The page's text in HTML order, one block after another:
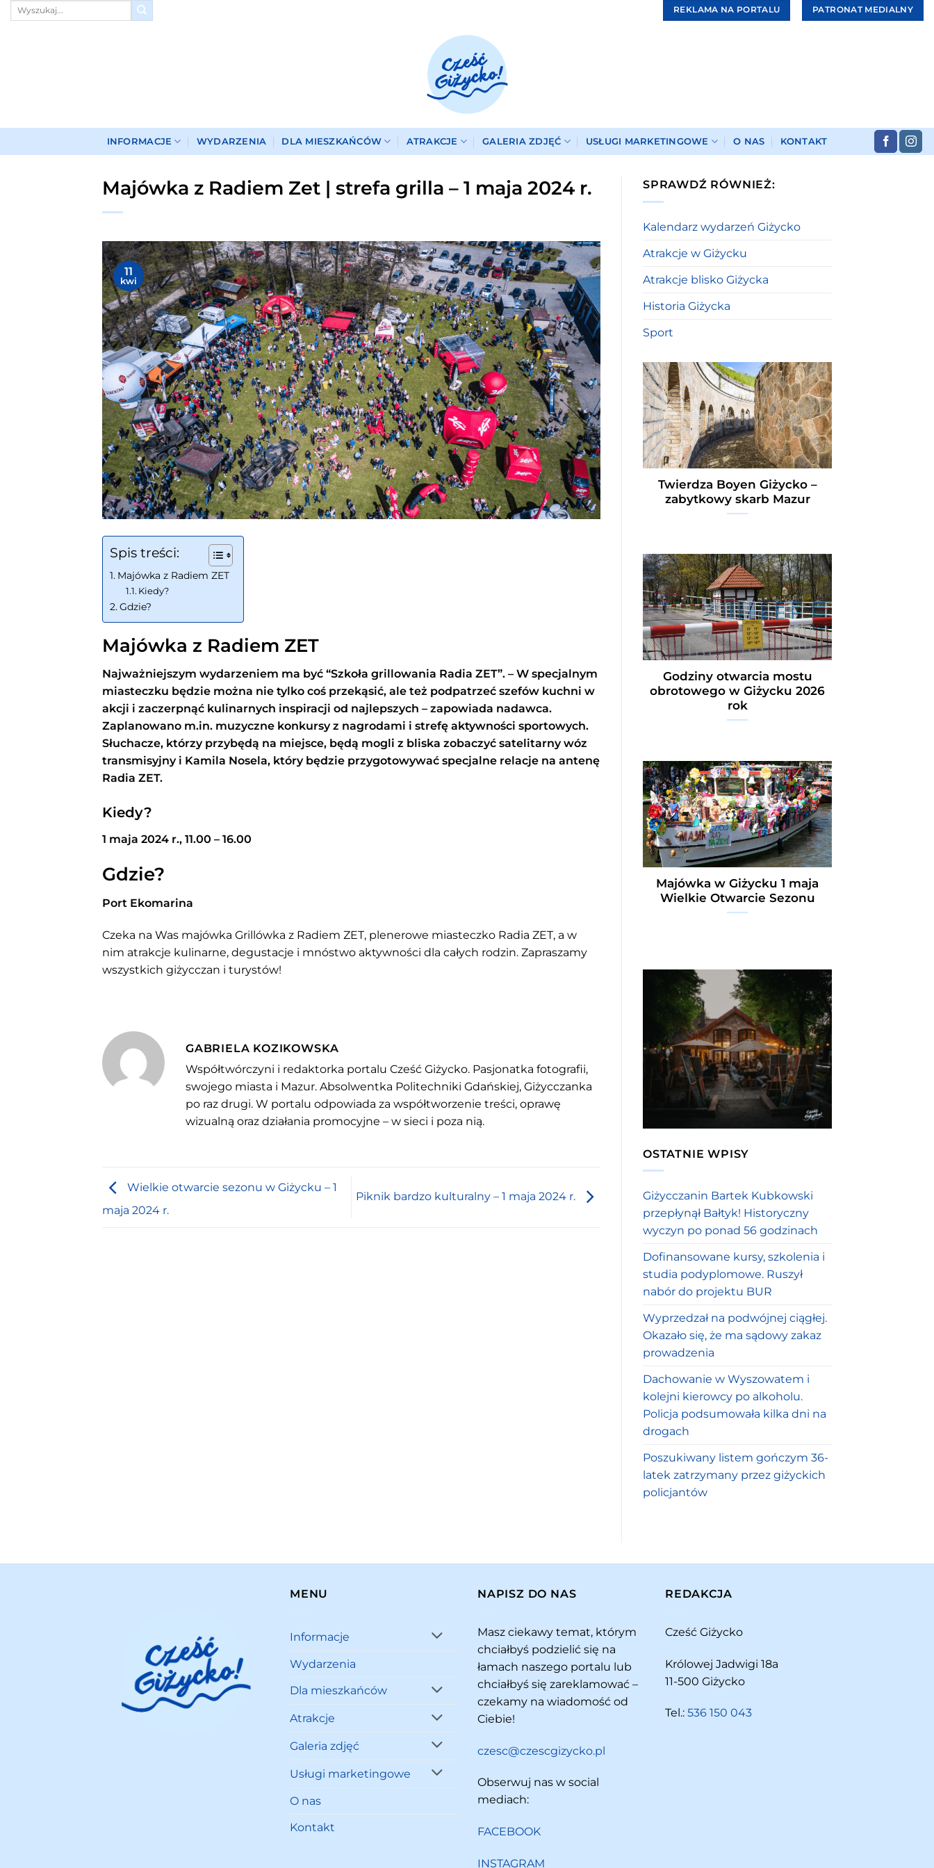
Przewiń
REKLAMA NA PORTALU PATRONAT MEDIALNY
INFORMACJE WYDARZENIA DLA MIESZKAŃCÓW ATRAKCJE GALERIA ZDJĘĆ USŁUGI MARKETINGOWE O NAS KONTAKT
Majówka z Radiem Zet | strefa grilla – 1 maja 2024 r.
11
kwi
Spis treści:
Majówka z Radiem ZET
Kiedy?
Gdzie?
Majówka z Radiem ZET
Najważniejszym wydarzeniem ma być “Szkoła grillowania Radia ZET”. – W specjalnym
miasteczku będzie można nie tylko coś przekąsić, ale też podpatrzeć szefów kuchni w
akcji i zaczerpnąć kulinarnych inspiracji od najlepszych – zapowiada nadawca.
Zaplanowano m.in. muzyczne konkursy z nagrodami i strefę aktywności sportowych.
Słuchacze, którzy przybędą na miejsce, będą mogli z bliska zobaczyć satelitarny wóz
transmisyjny i Kamila Nosela, który będzie przygotowywać specjalne relacje na antenę
Radia ZET.
Kiedy?
1 maja 2024 r., 11.00 – 16.00
Gdzie?
Port Ekomarina
Czeka na Was majówka Grillówka z Radiem ZET, plenerowe miasteczko Radia ZET, a w
nim atrakcje kulinarne, degustacje i mnóstwo aktywności dla całych rodzin. Zapraszamy
wszystkich giżycczan i turystów!
GABRIELA KOZIKOWSKA
Współtwórczyni i redaktorka portalu Cześć Giżycko. Pasjonatka fotografii,
swojego miasta i Mazur. Absolwentka Politechniki Gdańskiej, Giżycczanka
po raz drugi. W portalu odpowiada za współtworzenie treści, oprawę
wizualną oraz działania promocyjne – w sieci i poza nią.
Wielkie otwarcie sezonu w Giżycku – 1
maja 2024 r.
Piknik bardzo kulturalny – 1 maja 2024 r.
SPRAWDŹ RÓWNIEŻ:
Kalendarz wydarzeń Giżycko
Atrakcje w Giżycku
Atrakcje blisko Giżycka
Historia Giżycka
Sport
Twierdza Boyen Giżycko –
zabytkowy skarb Mazur
Godziny otwarcia mostu
obrotowego w Giżycku 2026
rok
Majówka w Giżycku 1 maja
Wielkie Otwarcie Sezonu
OSTATNIE WPISY
Giżycczanin Bartek Kubkowski
przepłynął Bałtyk! Historyczny
wyczyn po ponad 56 godzinach
Dofinansowane kursy, szkolenia i
studia podyplomowe. Ruszył
nabór do projektu BUR
Wyprzedzał na podwójnej ciągłej.
Okazało się, że ma sądowy zakaz
prowadzenia
Dachowanie w Wyszowatem i
kolejni kierowcy po alkoholu.
Policja podsumowała kilka dni na
drogach
Poszukiwany listem gończym 36-
latek zatrzymany przez giżyckich
policjantów
MENU
Informacje
Wydarzenia
Dla mieszkańców
Atrakcje
Galeria zdjęć
Usługi marketingowe
O nas
Kontakt
NAPISZ DO NAS
Masz ciekawy temat, którym
chciałbyś podzielić się na
łamach naszego portalu lub
chciałbyś się zareklamować –
czekamy na wiadomość od
Ciebie!
czesc@czescgizycko.pl
Obserwuj nas w social
mediach:
FACEBOOK
INSTAGRAM
REDAKCJA
Cześć Giżycko
Królowej Jadwigi 18a
11-500 Giżycko
Tel.: 536 150 043